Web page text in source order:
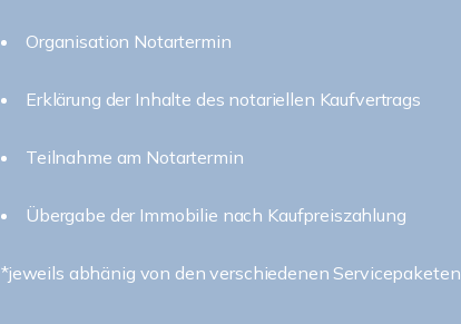
Organisation Notartermin
Erklärung der Inhalte des notariellen Kaufvertrags
Teilnahme am Notartermin
Übergabe der Immobilie nach Kaufpreiszahlung
*jeweils abhänig von den verschiedenen Servicepaketen